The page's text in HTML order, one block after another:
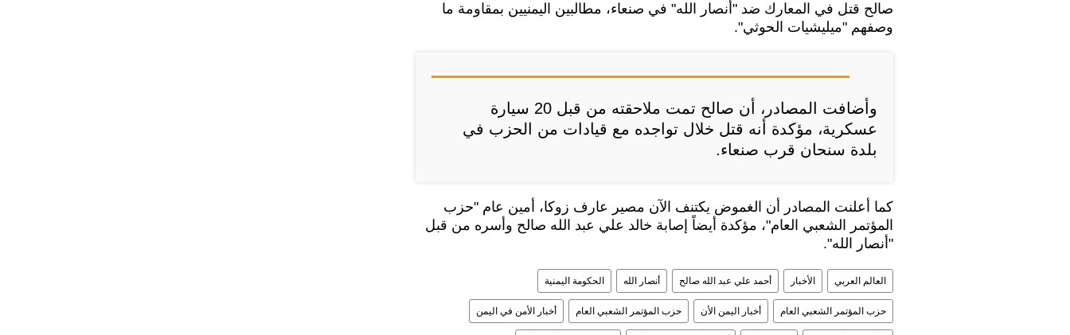
صالح قتل في المعارك ضد "أنصار الله" في صنعاء، مطالبين اليمنيين بمقاومة ما
وصفهم "ميليشيات الحوثي".
وأضافت المصادر، أن صالح تمت ملاحقته من قبل 20 سيارة
عسكرية، مؤكدة أنه قتل خلال تواجده مع قيادات من الحزب في
بلدة سنحان قرب صنعاء.
كما أعلنت المصادر أن الغموض يكتنف الآن مصير عارف زوكا، أمين عام "حزب
المؤتمر الشعبي العام"، مؤكدة أيضاً إصابة خالد علي عبد الله صالح وأسره من قبل
"أنصار الله".
العالم العربي الأخبار أحمد علي عبد الله صالح أنصار الله الحكومة اليمنية
حزب المؤتمر الشعبي العام أخبار اليمن الأن حزب المؤتمر الشعبي العام أخبار الأمن في اليمن